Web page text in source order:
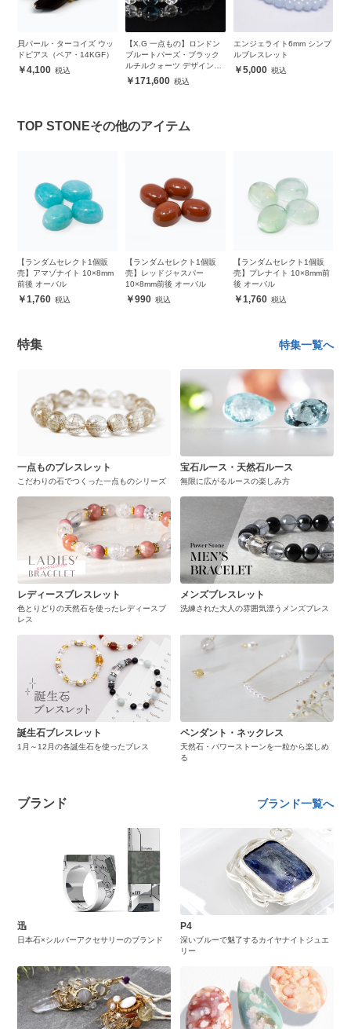
貝パール・ターコイズ ウッ
ドピアス（ペア・14KGF）
4,100
【X.G 一点もの】ロンドン
ブルートパーズ・ブラック
ルチルクォーツ デザインブ
レスレット
171,600
エンジェライト6mm シンプ
ルブレスレット
5,000
TOP STONEその他のアイテム
【ランダムセレクト1個販
売】アマゾナイト 10×8mm
前後 オーバル
1,760
【ランダムセレクト1個販
売】レッドジャスパー
10×8mm前後 オーバル
990
【ランダムセレクト1個販
売】プレナイト 10×8mm前
後 オーバル
1,760
特集 特集一覧へ
一点ものブレスレット
こだわりの石でつくった一点ものシリーズ
宝石ルース・天然石ルース
無限に広がるルースの楽しみ方
レディースブレスレット
色とりどりの天然石を使ったレディースブ
レス
メンズブレスレット
洗練された大人の雰囲気漂うメンズブレス
誕生石ブレスレット
1月～12月の各誕生石を使ったブレス
ペンダント・ネックレス
天然石・パワーストーンを一粒から楽しめ
る
ブランド ブランド一覧へ
迅
日本石×シルバーアクセサリーのブランド
P4
深いブルーで魅了するカイヤナイトジュエ
リー